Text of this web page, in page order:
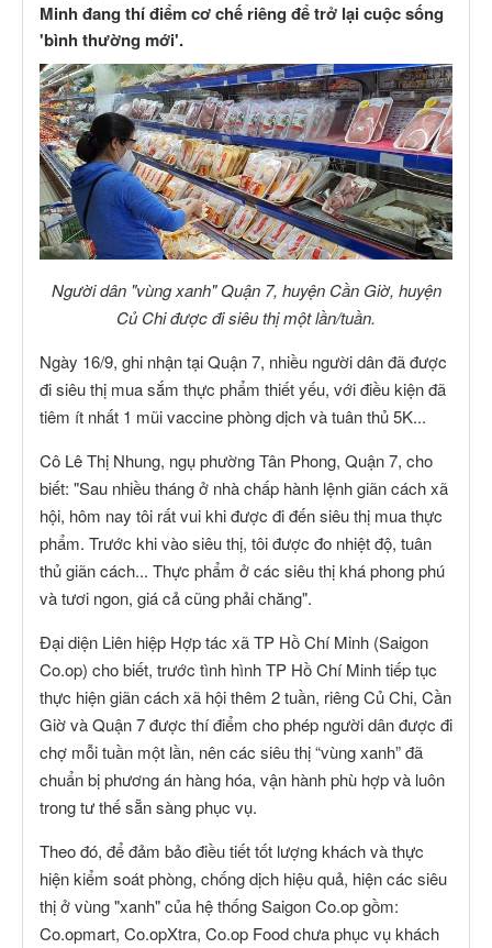
Minh đang thí điểm cơ chế riêng để trở lại cuộc sống
'bình thường mới'.
Người dân "vùng xanh" Quận 7, huyện Cần Giờ, huyện
Củ Chi được đi siêu thị một lần/tuần.
Ngày 16/9, ghi nhận tại Quận 7, nhiều người dân đã được
đi siêu thị mua sắm thực phẩm thiết yếu, với điều kiện đã
tiêm ít nhất 1 mũi vaccine phòng dịch và tuân thủ 5K...
Cô Lê Thị Nhung, ngụ phường Tân Phong, Quận 7, cho
biết: "Sau nhiều tháng ở nhà chấp hành lệnh giãn cách xã
hội, hôm nay tôi rất vui khi được đi đến siêu thị mua thực
phẩm. Trước khi vào siêu thị, tôi được đo nhiệt độ, tuân
thủ giãn cách... Thực phẩm ở các siêu thị khá phong phú
và tươi ngon, giá cả cũng phải chăng".
Đại diện Liên hiệp Hợp tác xã TP Hồ Chí Minh (Saigon
Co.op) cho biết, trước tình hình TP Hồ Chí Minh tiếp tục
thực hiện giãn cách xã hội thêm 2 tuần, riêng Củ Chi, Cần
Giờ và Quận 7 được thí điểm cho phép người dân được đi
chợ mỗi tuần một lần, nên các siêu thị “vùng xanh” đã
chuẩn bị phương án hàng hóa, vận hành phù hợp và luôn
trong tư thế sẵn sàng phục vụ.
Theo đó, để đảm bảo điều tiết tốt lượng khách và thực
hiện kiểm soát phòng, chống dịch hiệu quả, hiện các siêu
thị ở vùng "xanh" của hệ thống Saigon Co.op gồm:
Co.opmart, Co.opXtra, Co.op Food chưa phục vụ khách